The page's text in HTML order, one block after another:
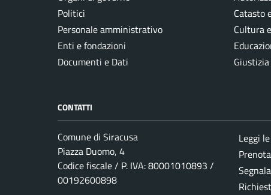
Politici
Personale amministrativo
Enti e fondazioni
Documenti e Dati
Catasto
Cultura
CONTATTI
Comune di Siracusa
Piazza Duomo, 4
Codice fiscale / P. IVA: 80001010893 /
00192600898
Leggi